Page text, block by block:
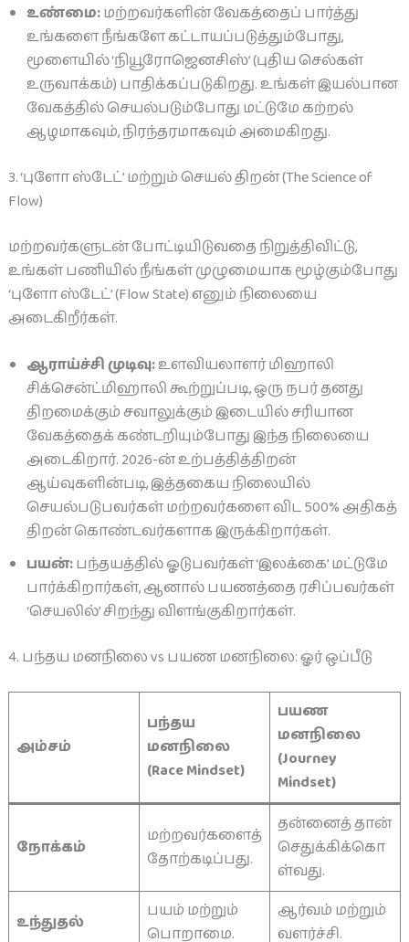
உண்மை:மற்றவர்களின் வேகத்தைப் பார்த்து
உங்களை நீங்களே கட்டாயப்படுத்தும்போது,
மூளையில் ‘நியூரோஜெனசிஸ்’ (புதிய செல்கள்
உருவாக்கம்) பாதிக்கப்படுகிறது. உங்கள் இயல்பான
வேகத்தில் செயல்படும்போது மட்டுமே கற்றல்
ஆழமாகவும், நிரந்தரமாகவும் அமைகிறது.
3. ‘புளோ ஸ்டேட்’ மற்றும் செயல் திறன் (The Science of
Flow)
மற்றவர்களுடன் போட்டியிடுவதை நிறுத்திவிட்டு,
உங்கள் பணியில் நீங்கள் முழுமையாக மூழ்கும்போது
‘புளோ ஸ்டேட்’ (Flow State) எனும் நிலையை
அடைகிறீர்கள்.
ஆராய்ச்சி முடிவு:உளவியலாளர் மிஹாலி
சிக்சென்ட்மிஹாலி கூற்றுப்படி, ஒரு நபர் தனது
திறமைக்கும் சவாலுக்கும் இடையில் சரியான
வேகத்தைக் கண்டறியும்போது இந்த நிலையை
அடைகிறார். 2026-ன் உற்பத்தித்திறன்
ஆய்வுகளின்படி, இத்தகைய நிலையில்
செயல்படுபவர்கள் மற்றவர்களை விட 500% அதிகத்
திறன் கொண்டவர்களாக இருக்கிறார்கள்.
பயன்:பந்தயத்தில் ஓடுபவர்கள் ‘இலக்கை’ மட்டுமே
பார்க்கிறார்கள், ஆனால் பயணத்தை ரசிப்பவர்கள்
‘செயலில்’ சிறந்து விளங்குகிறார்கள்.
4. பந்தய மனநிலை vs பயண மனநிலை: ஓர் ஒப்பீடு
அம்சம்
பந்தய
மனநிலை
(Race Mindset)
பயண
மனநிலை
(Journey
Mindset)
நோக்கம்
மற்றவர்களைத்
தோற்கடிப்பது.
தன்னைத் தான்
செதுக்கிக்கொ
ள்வது.
உந்துதல்
பயம் மற்றும்
பொறாமை.
ஆர்வம் மற்றும்
வளர்ச்சி.